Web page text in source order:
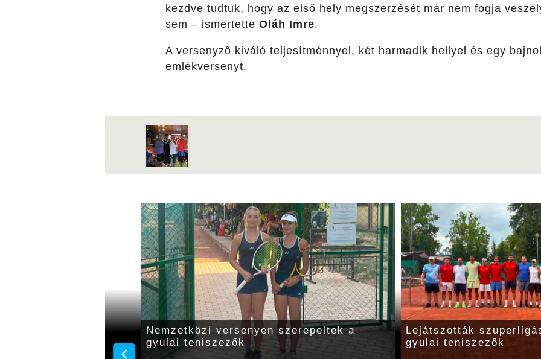
kezdve tudtuk, hogy az első hely megszerzését már nem fogja
sem – ismertette Oláh Imre.
A versenyző kiváló teljesítménnyel, két harmadik hellyel és egy
emlékversenyt.
a gyulai teniszezők
Nemzetközi versenyen szerepeltek a
gyulai teniszezők
Lejátszották
gyulai teniszezők